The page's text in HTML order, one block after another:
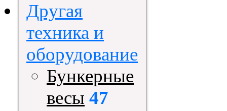
Другая
техника и
оборудование
Бункерные
весы 47